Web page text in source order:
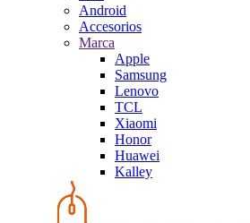
Android
Accesorios
Marca
Apple
Samsung
Lenovo
TCL
Xiaomi
Honor
Huawei
Kalley